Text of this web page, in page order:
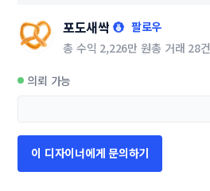
포도새싹
팔로우
총 수익 2,226만 원총 거래 28건
의뢰 가능
이 디자이너에게 문의하기